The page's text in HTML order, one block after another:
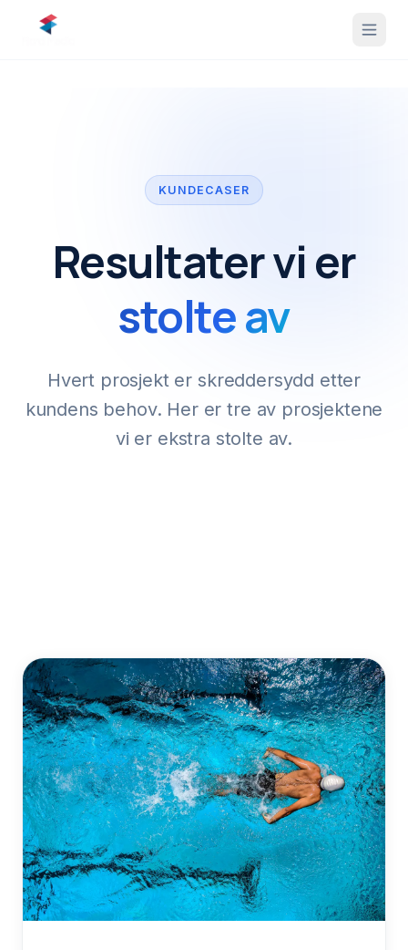
KUNDECASER
Resultater vi er
stolte av
Hvert prosjekt er skreddersydd etter
kundens behov. Her er tre av prosjektene
vi er ekstra stolte av.